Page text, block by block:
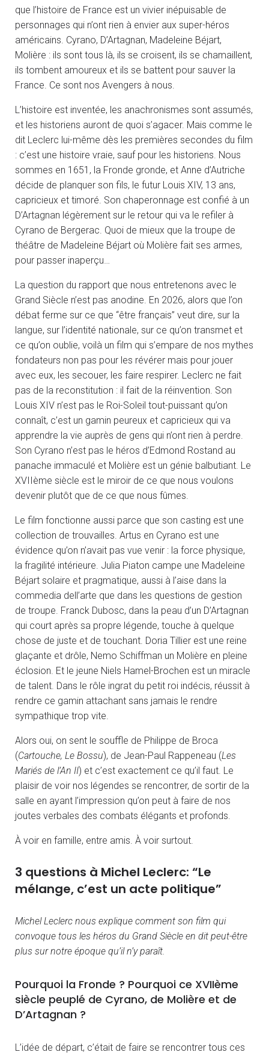
que l’histoire de France est un vivier inépuisable de
personnages qui n’ont rien à envier aux super-héros
américains. Cyrano, D’Artagnan, Madeleine Béjart,
Molière : ils sont tous là, ils se croisent, ils se chamaillent,
ils tombent amoureux et ils se battent pour sauver la
France. Ce sont nos Avengers à nous.
L’histoire est inventée, les anachronismes sont assumés,
et les historiens auront de quoi s’agacer. Mais comme le
dit Leclerc lui-même dès les premières secondes du film
: c’est une histoire vraie, sauf pour les historiens. Nous
sommes en 1651, la Fronde gronde, et Anne d’Autriche
décide de planquer son fils, le futur Louis XIV, 13 ans,
capricieux et timoré. Son chaperonnage est confié à un
D’Artagnan légèrement sur le retour qui va le refiler à
Cyrano de Bergerac. Quoi de mieux que la troupe de
théâtre de Madeleine Béjart où Molière fait ses armes,
pour passer inaperçu…
La question du rapport que nous entretenons avec le
Grand Siècle n’est pas anodine. En 2026, alors que l’on
débat ferme sur ce que “être français” veut dire, sur la
langue, sur l’identité nationale, sur ce qu’on transmet et
ce qu’on oublie, voilà un film qui s’empare de nos mythes
fondateurs non pas pour les révérer mais pour jouer
avec eux, les secouer, les faire respirer. Leclerc ne fait
pas de la reconstitution : il fait de la réinvention. Son
Louis XIV n’est pas le Roi-Soleil tout-puissant qu’on
connaît, c’est un gamin peureux et capricieux qui va
apprendre la vie auprès de gens qui n’ont rien à perdre.
Son Cyrano n’est pas le héros d’Edmond Rostand au
panache immaculé et Molière est un génie balbutiant. Le
XVIIème siècle est le miroir de ce que nous voulons
devenir plutôt que de ce que nous fûmes.
Le film fonctionne aussi parce que son casting est une
collection de trouvailles. Artus en Cyrano est une
évidence qu’on n’avait pas vue venir : la force physique,
la fragilité intérieure. Julia Piaton campe une Madeleine
Béjart solaire et pragmatique, aussi à l’aise dans la
commedia dell’arte que dans les questions de gestion
de troupe. Franck Dubosc, dans la peau d’un D’Artagnan
qui court après sa propre légende, touche à quelque
chose de juste et de touchant. Doria Tillier est une reine
glaçante et drôle, Nemo Schiffman un Molière en pleine
éclosion. Et le jeune Niels Hamel-Brochen est un miracle
de talent. Dans le rôle ingrat du petit roi indécis, réussit à
rendre ce gamin attachant sans jamais le rendre
sympathique trop vite.
Alors oui, on sent le souffle de Philippe de Broca
(Cartouche, Le Bossu), de Jean-Paul Rappeneau (Les
Mariés de l’An II) et c’est exactement ce qu’il faut. Le
plaisir de voir nos légendes se rencontrer, de sortir de la
salle en ayant l’impression qu’on peut à faire de nos
joutes verbales des combats élégants et profonds.
À voir en famille, entre amis. À voir surtout.
3 questions à Michel Leclerc: “Le
mélange, c’est un acte politique”
Michel Leclerc nous explique comment son film qui
convoque tous les héros du Grand Siècle en dit peut-être
plus sur notre époque qu’il n’y paraît.
Pourquoi la Fronde ? Pourquoi ce XVIIème
siècle peuplé de Cyrano, de Molière et de
D’Artagnan ?
L’idée de départ, c’était de faire se rencontrer tous ces